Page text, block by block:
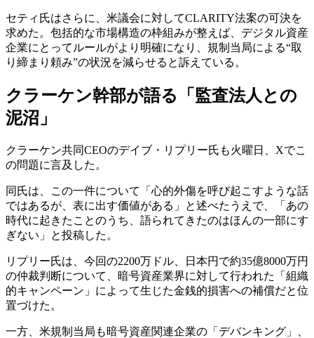
セティ氏はさらに、米議会に対してCLARITY法案の可決を
求めた。包括的な市場構造の枠組みが整えば、デジタル資産
企業にとってルールがより明確になり、規制当局による“取
り締まり頼み”の状況を減らせると訴えている。
クラーケン幹部が語る「監査法人との
泥沼」
クラーケン共同CEOのデイブ・リプリー氏も火曜日、Xでこ
の問題に言及した。
同氏は、この一件について「心的外傷を呼び起こすような話
ではあるが、表に出す価値がある」と述べたうえで、「あの
時代に起きたことのうち、語られてきたのはほんの一部にす
ぎない」と投稿した。
リプリー氏は、今回の2200万ドル、日本円で約35億8000万円
の仲裁判断について、暗号資産業界に対して行われた「組織
的キャンペーン」によって生じた金銭的損害への補償だと位
置づけた。
一方、米規制当局も暗号資産関連企業の「デバンキング」、